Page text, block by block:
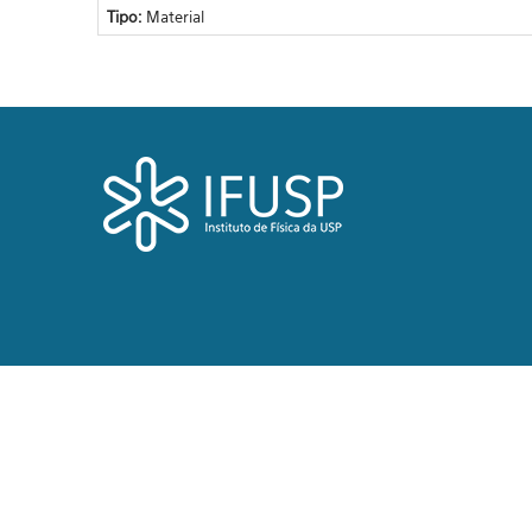
Tipo: Material